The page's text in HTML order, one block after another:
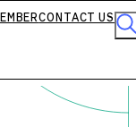
CONTACT US